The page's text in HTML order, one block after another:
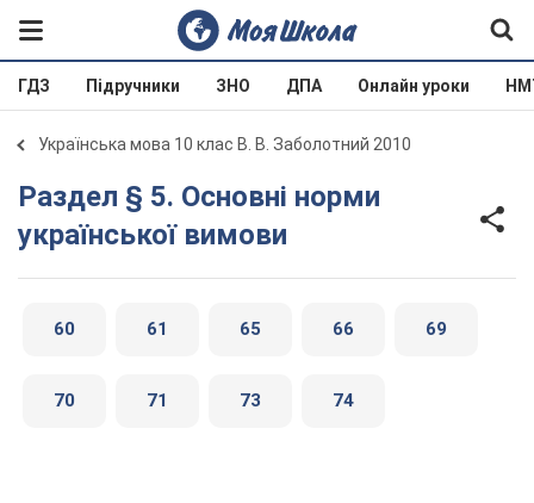
ГДЗ Підручники ЗНО ДПА Онлайн уроки
Українська мова 10 клас В. В. Заболотний 2010
Раздел § 5. Основні норми
української вимови
60 61 65 66 69
70 71 73 74